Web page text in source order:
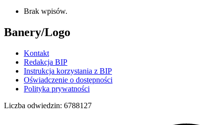
Brak wpisów.
Banery/Logo
Kontakt
Redakcja BIP
Instrukcja korzystania z BIP
Oświadczenie o dostępności
Polityka prywatności
Liczba odwiedzin: 6788127